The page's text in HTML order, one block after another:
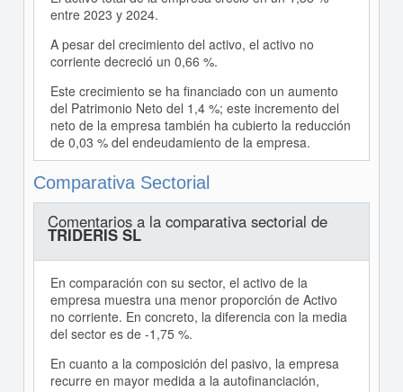
entre 2023 y 2024.
A pesar del crecimiento del activo, el activo no
corriente decreció un 0,66 %.
Este crecimiento se ha financiado con un aumento
del Patrimonio Neto del 1,4 %; este incremento del
neto de la empresa también ha cubierto la reducción
de 0,03 % del endeudamiento de la empresa.
Comparativa Sectorial
Comentarios a la comparativa sectorial de
TRIDERIS SL
En comparación con su sector, el activo de la
empresa muestra una menor proporción de Activo
no corriente. En concreto, la diferencia con la media
del sector es de -1,75 %.
En cuanto a la composición del pasivo, la empresa
recurre en mayor medida a la autofinanciación,